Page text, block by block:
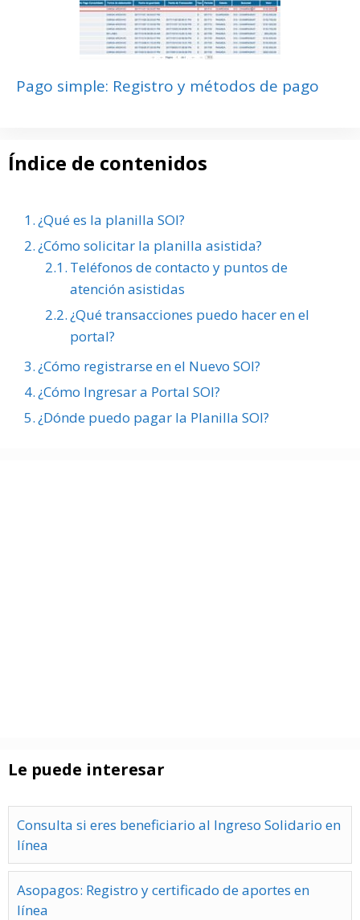
Pago simple: Registro y métodos de pago
Índice de contenidos
¿Qué es la planilla SOI?
¿Cómo solicitar la planilla asistida?
Teléfonos de contacto y puntos de
atención asistidas
¿Qué transacciones puedo hacer en el
portal?
¿Cómo registrarse en el Nuevo SOI?
¿Cómo Ingresar a Portal SOI?
¿Dónde puedo pagar la Planilla SOI?
Le puede interesar
Consulta si eres beneficiario al Ingreso Solidario en
línea
Asopagos: Registro y certificado de aportes en
línea